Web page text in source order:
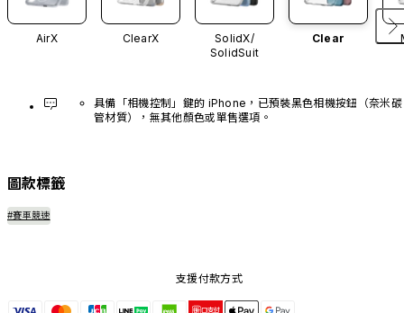
AirX ClearX
SolidX/
SolidSuit
Clear
具備「相機控制」鍵的 iPhone，已預裝黑色相機按鈕（奈米碳
管材質），無其他顏色或單售選項。
圖款標籤
#賽車競速
支援付款方式